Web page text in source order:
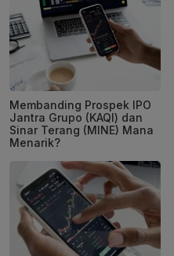
Membanding Prospek IPO
Jantra Grupo (KAQI) dan
Sinar Terang (MINE) Mana
Menarik?